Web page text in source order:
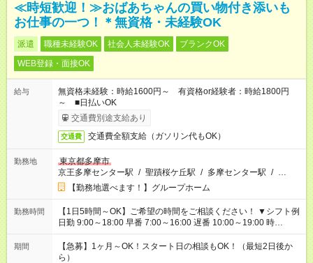
≪時短歓迎！≫おばあちゃんの買い物付き添いも
お仕事の一つ！＊無資格・未経験OK
派遣 職種未経験OK 社会人未経験OK
ブランクOK
WEB登録・面接OK
給与
無資格未経験：時給1600円～ 有資格or経験者：時給1800円
～ ■日払いOK
交通費別途支給あり
交通費 交通費全額支給（ガソリン代もOK）
勤務地
東京都多摩市
京王多摩センター駅 / 聖蹟桜ケ丘駅 / 多摩センター駅 / …
【勤務地選べます！】グループホーム
勤務時間
【1日5時間～OK】ご希望の時間をご相談ください！ ▼シフト例
日勤 9:00～18:00 早番 7:00～16:00 遅番 10:00～19:00 時
短 10:00～15:00 上記はあくまで一例です。 「夕方までには帰宅
しておきたい」 「朝はゆっくりのスタートがいい」 「お昼の時
間を有効に使いたい」 など、ご希望があれば教えてください
期間
【急募】1ヶ月～OK！スタート日の相談もOK！（最短2日後か
ら）